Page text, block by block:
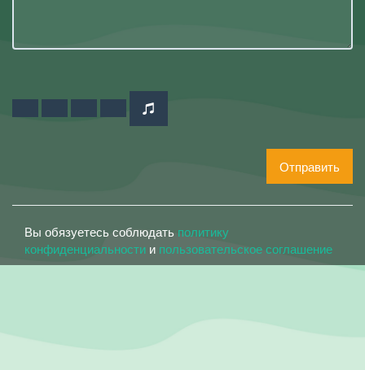
Отправить
Вы обязуетесь соблюдать политику
конфиденциальности и пользовательское соглашение